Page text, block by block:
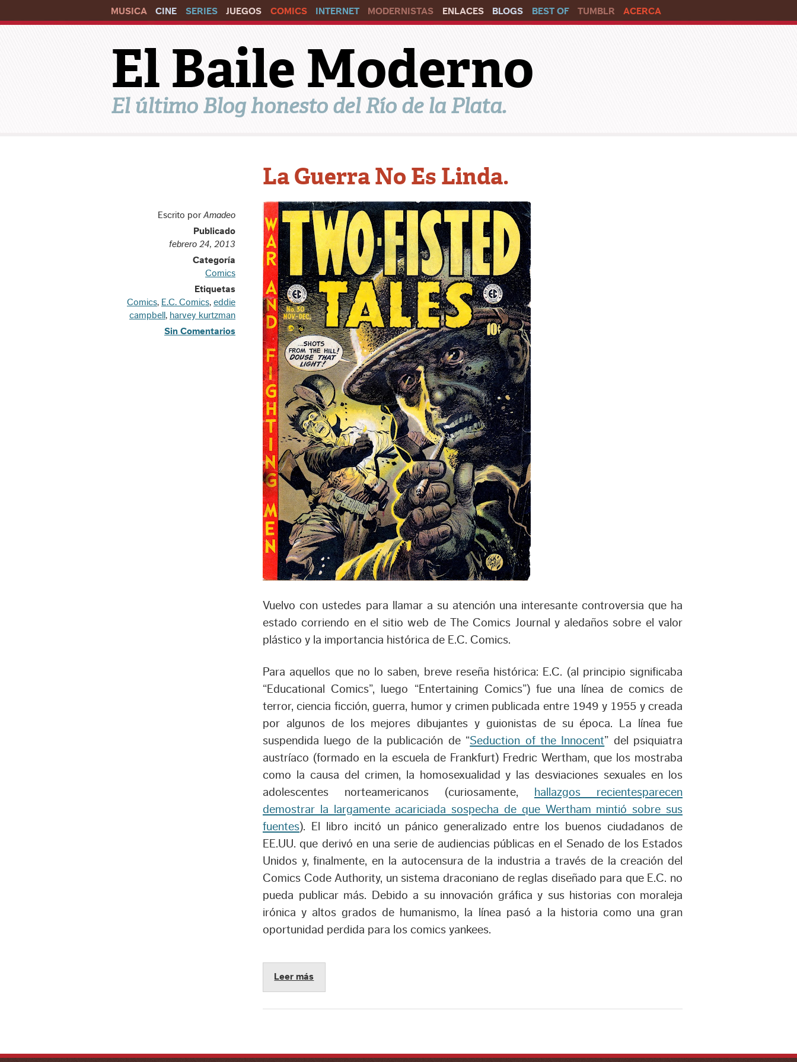
MUSICA CINE SERIES JUEGOS COMICS INTERNET MODERNISTAS ENLACES BLOGS BEST OF TUMBLR ACERCA
El Baile Moderno
El último Blog honesto del Río de la Plata.
Escrito porAmadeo
Publicado
febrero 24, 2013
Categoría
Comics
Etiquetas
Comics, E.C. Comics, eddie
campbell , harvey kurtzman
Sin Comentarios
La Guerra No Es Linda.
Vuelvo con ustedes para llamar a su atención una interesante controversia que ha
estado corriendo en el sitio web de The Comics Journal y aledaños sobre el valor
plástico y la importancia histórica de E.C. Comics.
Para aquellos que no lo saben, breve reseña histórica: E.C. (al principio significaba
“Educational Comics”, luego “Entertaining Comics”) fue una línea de comics de
terror, ciencia ficción, guerra, humor y crimen publicada entre 1949 y 1955 y creada
por algunos de los mejores dibujantes y guionistas de su época. La línea fue
suspendida luego de la publicación de “Seduction of the Innocent” del psiquiatra
austríaco (formado en la escuela de Frankfurt) Fredric Wertham, que los mostraba
como la causa del crimen, la homosexualidad y las desviaciones sexuales en los
adolescentes norteamericanos (curiosamente,
hallazgos recientesparecen
demostrar la largamente acariciada sospecha de que Wertham mintió sobre sus
fuentes). El libro incitó un pánico generalizado entre los buenos ciudadanos de
EE.UU. que derivó en una serie de audiencias públicas en el Senado de los Estados
Unidos y, finalmente, en la autocensura de la industria a través de la creación del
Comics Code Authority, un sistema draconiano de reglas diseñado para que E.C. no
pueda publicar más. Debido a su innovación gráfica y sus historias con moraleja
irónica y altos grados de humanismo, la línea pasó a la historia como una gran
oportunidad perdida para los comics yankees.
Leer más